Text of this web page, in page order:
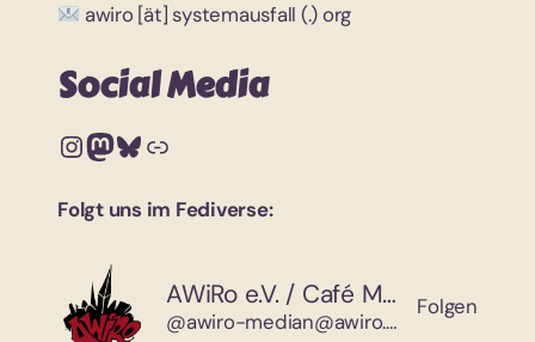
awiro [ät] systemausfall (.) org
Social Media
InstagramMastodon Bluesky Link
Folgt uns im Fediverse:
AWiRo e.V. / Café Median
@awiro-median@awiro.org
Folgen